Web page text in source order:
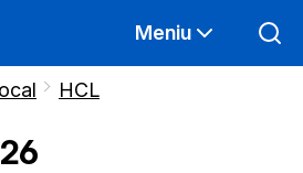
Meniu
HCL